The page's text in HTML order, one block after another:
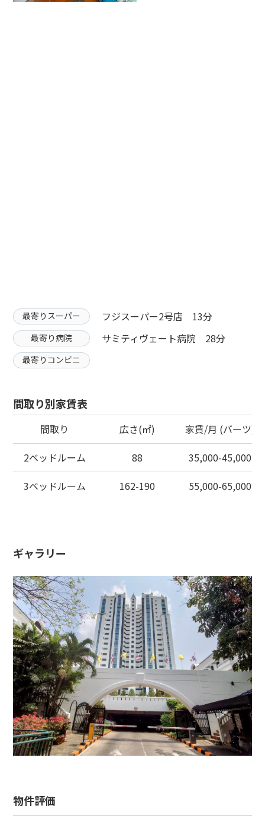
最寄りスーパー フジスーパー2号店 13分
最寄り病院 サミティヴェート病院 28分
最寄りコンビニ
間取り別家賃表
間取り 広さ(㎡)
家賃/月 (バーツ)
2ベッドルーム
88
35,000-45,000
3ベッドルーム
162-190 55,000-65,000
ギャラリー
物件評価